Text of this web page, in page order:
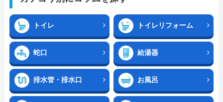
トイレ トイレリフォーム
蛇口 給湯器
排水管・排水口 お風呂